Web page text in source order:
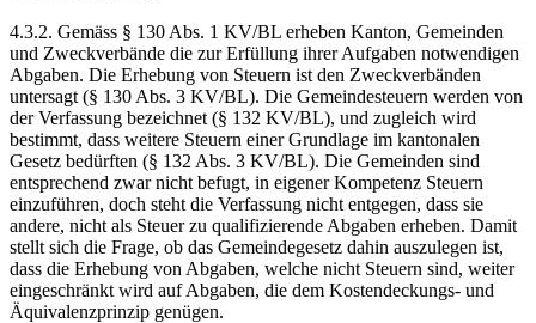
4.3.2. Gemäss § 130 Abs. 1 KV/BL erheben Kanton, Gemeinden
und Zweckverbände die zur Erfüllung ihrer Aufgaben notwendigen
Abgaben. Die Erhebung von Steuern ist den Zweckverbänden
untersagt (§ 130 Abs. 3 KV/BL). Die Gemeindesteuern werden von
der Verfassung bezeichnet (§ 132 KV/BL), und zugleich wird
bestimmt, dass weitere Steuern einer Grundlage im kantonalen
Gesetz bedürften (§ 132 Abs. 3 KV/BL). Die Gemeinden sind
entsprechend zwar nicht befugt, in eigener Kompetenz Steuern
einzuführen, doch steht die Verfassung nicht entgegen, dass sie
andere, nicht als Steuer zu qualifizierende Abgaben erheben. Damit
stellt sich die Frage, ob das Gemeindegesetz dahin auszulegen ist,
dass die Erhebung von Abgaben, welche nicht Steuern sind, weiter
eingeschränkt wird auf Abgaben, die dem Kostendeckungs- und
Äquivalenzprinzip genügen.